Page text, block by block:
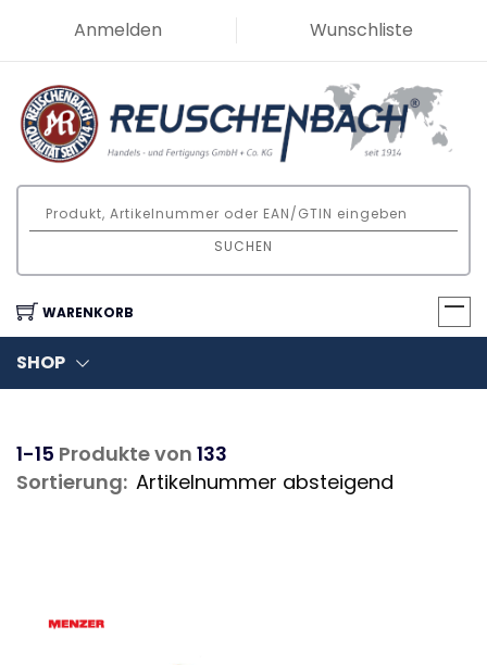
Anmelden Wunschliste
SUCHEN
WARENKORB
SHOP
1-15 Produkte von 133
Sortierung: